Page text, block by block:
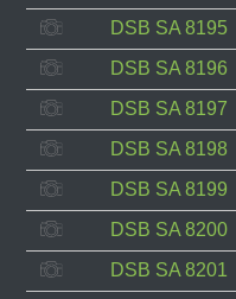
DSB SA 8195
DSB SA 8196
DSB SA 8197
DSB SA 8198
DSB SA 8199
DSB SA 8200
DSB SA 8201